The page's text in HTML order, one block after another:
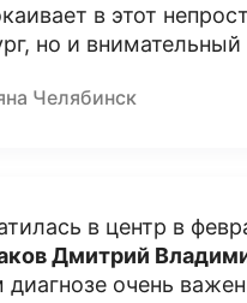
в этот
но и
Челябинск
в центр в
Дмитрий
диагнозе очень